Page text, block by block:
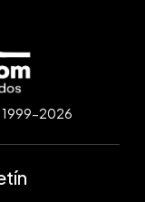
1999-2026